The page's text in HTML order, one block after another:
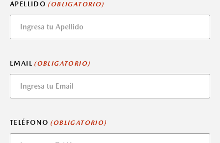
APELLIDO (OBLIGATORIO)
EMAIL (OBLIGATORIO)
TELÉFONO (OBLIGATORIO)